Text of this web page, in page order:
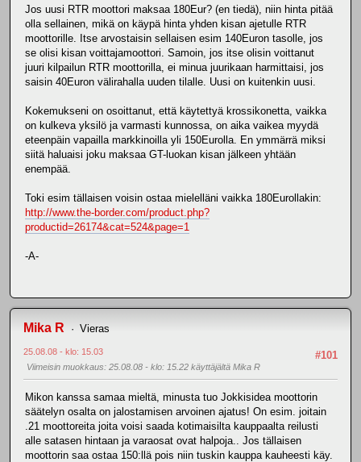
Jos uusi RTR moottori maksaa 180Eur? (en tiedä), niin hinta pitää
olla sellainen, mikä on käypä hinta yhden kisan ajetulle RTR
moottorille. Itse arvostaisin sellaisen esim 140Euron tasolle, jos
se olisi kisan voittajamoottori. Samoin, jos itse olisin voittanut
juuri kilpailun RTR moottorilla, ei minua juurikaan harmittaisi, jos
saisin 40Euron välirahalla uuden tilalle. Uusi on kuitenkin uusi.
Kokemukseni on osoittanut, että käytettyä krossikonetta, vaikka
on kulkeva yksilö ja varmasti kunnossa, on aika vaikea myydä
eteenpäin vapailla markkinoilla yli 150Eurolla. En ymmärrä miksi
siitä haluaisi joku maksaa GT-luokan kisan jälkeen yhtään
enempää.
Toki esim tällaisen voisin ostaa mielelläni vaikka 180Eurollakin:
http://www.the-border.com/product.php?
productid=26174&cat=524&page=1
-A-
Mika R Vieras
#101
25.08.08 - klo: 15.03
Viimeisin muokkaus: 25.08.08 - klo: 15.22 käyttäjältä Mika R
Mikon kanssa samaa mieltä, minusta tuo Jokkisidea moottorin
säätelyn osalta on jalostamisen arvoinen ajatus! On esim. joitain
.21 moottoreita joita voisi saada kotimaisilta kauppaalta reilusti
alle satasen hintaan ja varaosat ovat halpoja.. Jos tällaisen
moottorin saa ostaa 150:llä pois niin tuskin kauppa kauheesti käy.